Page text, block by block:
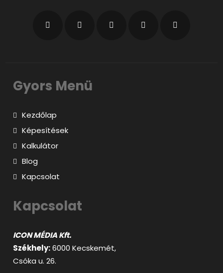
Gyors Menü
Kezdőlap
Képesítések
Kalkulátor
Blog
Kapcsolat
Kapcsolat
ICON MÉDIA Kft.
Székhely:6000 Kecskemét,
Csóka u. 26.